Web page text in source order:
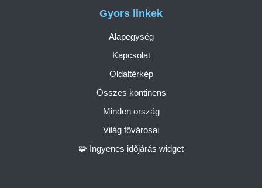
Gyors linkek
Alapegység
Kapcsolat
Oldaltérkép
Összes kontinens
Minden ország
Világ fővárosai
🧩 Ingyenes időjárás widget